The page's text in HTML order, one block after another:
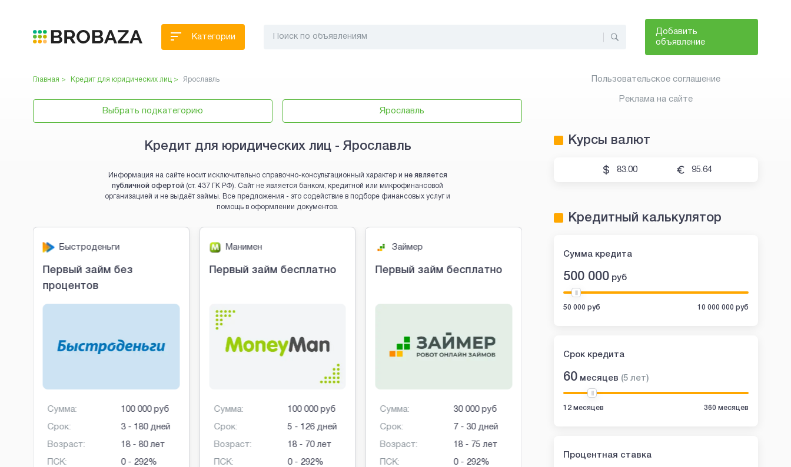
Добавить
объявление
Категории
Главная > Кредит для юридических лиц > Ярославль
Выбрать подкатегорию Ярославль
Кредит для юридических лиц - Ярославль
Информация на сайте носит исключительно справочно-консультационный характер и не является
публичной офертой (ст. 437 ГК РФ). Сайт не является банком, кредитной или микрофинансовой
организацией и не выдаёт займы. Все предложения - это содействие в подборе финансовых услуг и
помощь в оформлении документов.
Brobaza - VIP-объявления
Быстроденьги
Первый займ без
процентов
Сумма:
Срок:
Возраст:
ПСК:
100 000 руб
3 - 180 дней
18 - 80 лет
0 - 292%
Манимен
Первый займ бесплатно
Сумма:
Срок:
Возраст:
ПСК:
100 000 руб
5 - 126 дней
18 - 70 лет
0 - 292%
Займер
Первый займ бесплатно
Сумма:
Срок:
Возраст:
ПСК:
30 000 руб
7 - 30 дней
18 - 75 лет
0 - 292%
Пользовательское соглашение
Реклама на сайте
Курсы валют
83.00 95.64
Кредитный калькулятор
Сумма кредита
500 000 руб
50 000 руб 10 000 000 руб
Срок кредита
60 месяцев (5 лет)
12 месяцев 360 месяцев
Процентная ставка